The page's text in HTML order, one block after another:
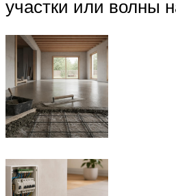
участки или волны